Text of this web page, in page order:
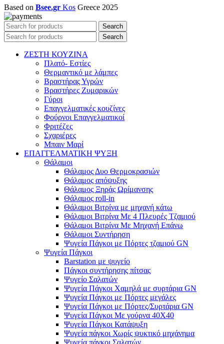
Based on Bsee.gr Kos Greece 2025
Search
Search
ΖΕΣΤΗ ΚΟΥΖΙΝΑ
Πλατό- Εστίες
Θερμαντικό με λάμπες
Βραστήρας Υγρών
Βραστήρες Ζυμαρικών
Γύροι
Επαγγελματικές κουζίνες
Φούρνοι Επαγγελματικοί
Φριτέζες
Σχαριέρες
Μπαιν Μαρί
ΕΠΑΓΓΕΛΜΑΤΙΚΗ ΨΥΞΗ
Θάλαμοι
Θάλαμος Δυο Θερμοκρασιών
Θάλαμος απόψυξης
Θάλαμος Ξηράς Ωρίμανσης
Θάλαμος roll-in
Θάλαμοι Βιτρίνα με μηχανή κάτω
Θάλαμοι Βιτρίνα Με 4 Πλευρές Τζαμιού
Θάλαμοι Βιτρίνα Με Μηχανή Επάνω
Θάλαμοι Συντήρηση
Ψυγεία Πάγκοι με Πόρτες τζαμιού GN
Ψυγεία Πάγκοι
Barstation με ψυγείο
Πάγκοι συντήρησης πίτσας
Ψυγείο Σαλατών
Ψυγεία Πάγκοι Χαμηλά με συρτάρια GN
Ψυγεία Πάγκοι με Πόρτες μεγάλες
Ψυγεία Πάγκοι με Πόρτες/Συρτάρια GN
Ψυγεία Πάγκοι Με γούρνα 40Χ40
Ψυγεία Πάγκοι Κατάψυξη
Ψυγεία πάγκοι Χωρίς ψυκτικό μηχάνημα